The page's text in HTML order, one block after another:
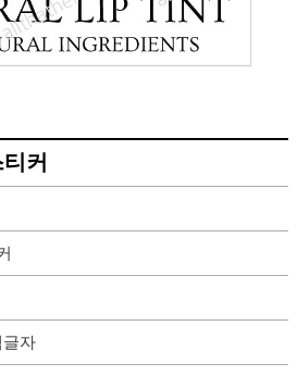
커
글자